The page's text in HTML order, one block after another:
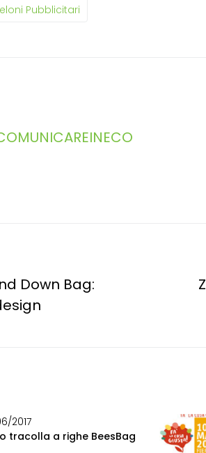
Pubblicitari
Down Bag:
2017
tracolla a righe BeesBag